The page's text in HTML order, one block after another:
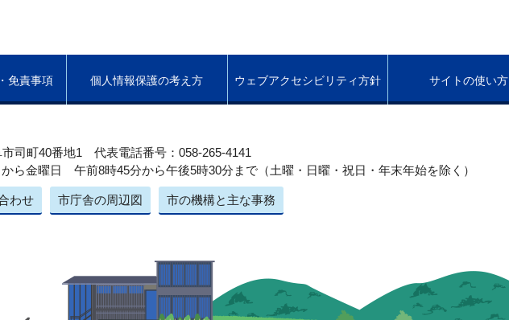
免責事項 個人情報保護の考え方 ウェブアクセシビリティ方針 サイトの使い方
司町40番地1 代表電話番号：058-265-4141
ら金曜日 午前8時45分から午後5時30分まで（土曜・日曜・祝日・年末年始を除く）
わせ 市庁舎の周辺図 市の機構と主な事務